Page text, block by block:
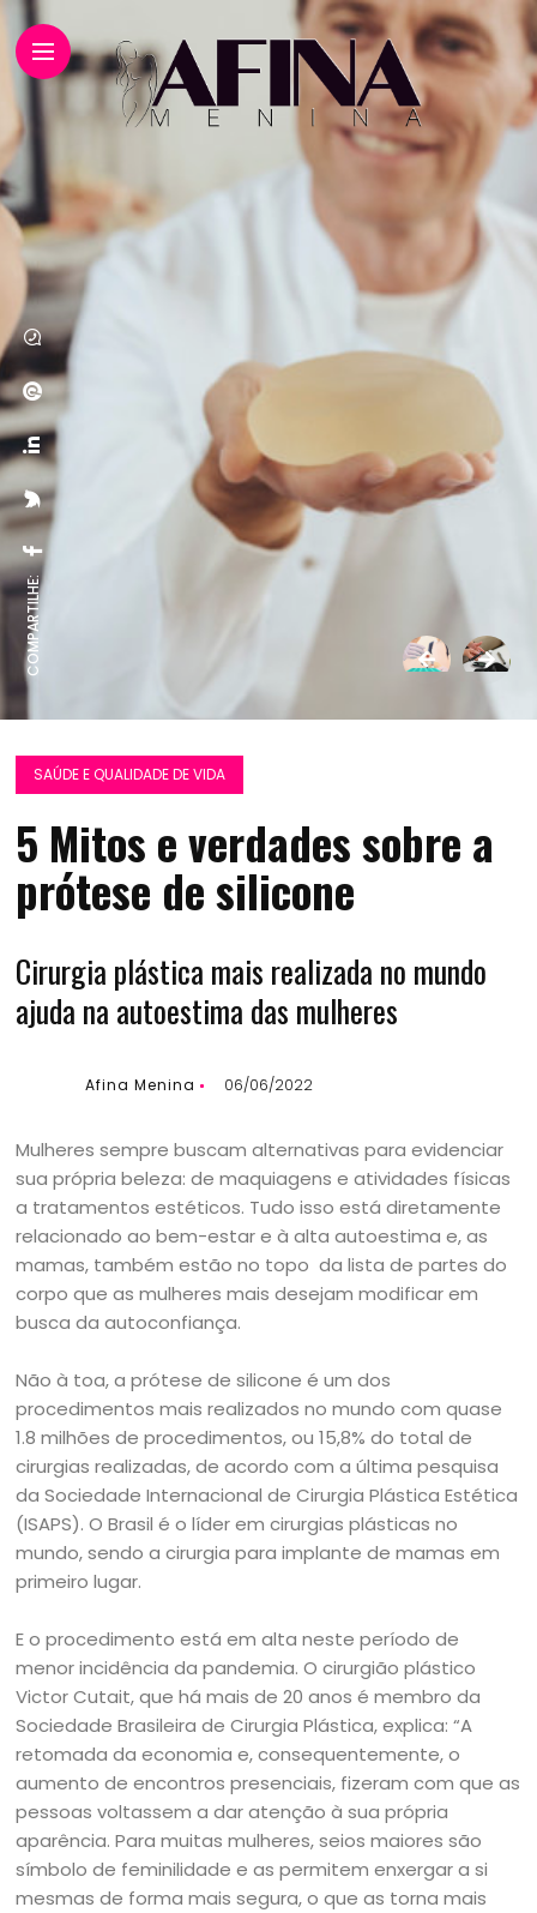
COMPARTILHE:
SAÚDE E QUALIDADE DE VIDA
5 Mitos e verdades sobre a
prótese de silicone
Cirurgia plástica mais realizada no mundo
ajuda na autoestima das mulheres
Afina Menina 06/06/2022
Mulheres sempre buscam alternativas para evidenciar
sua própria beleza: de maquiagens e atividades físicas
a tratamentos estéticos. Tudo isso está diretamente
relacionado ao bem-estar e à alta autoestima e, as
mamas, também estão no topo da lista de partes do
corpo que as mulheres mais desejam modificar em
busca da autoconfiança.
Não à toa, a prótese de silicone é um dos
procedimentos mais realizados no mundo com quase
1.8 milhões de procedimentos, ou 15,8% do total de
cirurgias realizadas, de acordo com a última pesquisa
da Sociedade Internacional de Cirurgia Plástica Estética
(ISAPS). O Brasil é o líder em cirurgias plásticas no
mundo, sendo a cirurgia para implante de mamas em
primeiro lugar.
E o procedimento está em alta neste período de
menor incidência da pandemia. O cirurgião plástico
Victor Cutait, que há mais de 20 anos é membro da
Sociedade Brasileira de Cirurgia Plástica, explica: “A
retomada da economia e, consequentemente, o
aumento de encontros presenciais, fizeram com que as
pessoas voltassem a dar atenção à sua própria
aparência. Para muitas mulheres, seios maiores são
símbolo de feminilidade e as permitem enxergar a si
mesmas de forma mais segura, o que as torna mais